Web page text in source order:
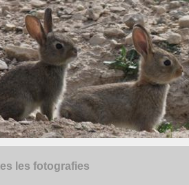
les fotografies